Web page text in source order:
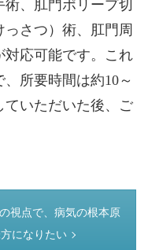
、肛門ポリープ切
さつ）術、肛門周
対応可能です。これ
所要時間は約10～
ていただいた後、ご
視点で、病気の根本原
になりたい